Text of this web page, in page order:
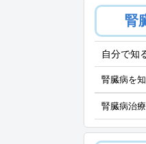
腎
自分で知
腎臓病を
腎臓病治